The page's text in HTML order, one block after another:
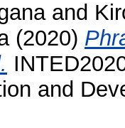
and
(2020)
and